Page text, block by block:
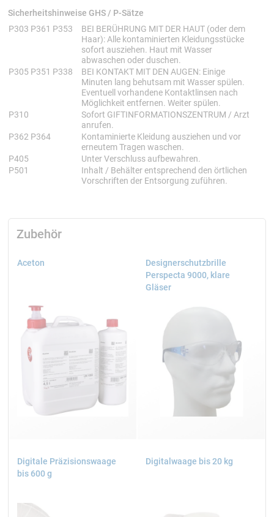
Sicherheitshinweise GHS / P-Sätze
Sicherheitshinweise GHSP-Sätze
P303 P361 P353
BEI BERÜHRUNG MIT DER HAUT (oder dem
Haar): Alle kontaminierten Kleidungsstücke
sofort ausziehen. Haut mit Wasser
abwaschen oder duschen.
P305 P351 P338
BEI KONTAKT MIT DEN AUGEN: Einige
Minuten lang behutsam mit Wasser spülen.
Eventuell vorhandene Kontaktlinsen nach
Möglichkeit entfernen. Weiter spülen.
P310
Sofort GIFTINFORMATIONSZENTRUM / Arzt
anrufen.
P362 P364
Kontaminierte Kleidung ausziehen und vor
erneutem Tragen waschen.
P405
Unter Verschluss aufbewahren.
P501
Inhalt / Behälter entsprechend den örtlichen
Vorschriften der Entsorgung zuführen.
Zubehör
Aceton
Designerschutzbrille
Perspecta 9000, klare
Gläser
Digitale Präzisionswaage
bis 600 g
Digitalwaage bis 20 kg